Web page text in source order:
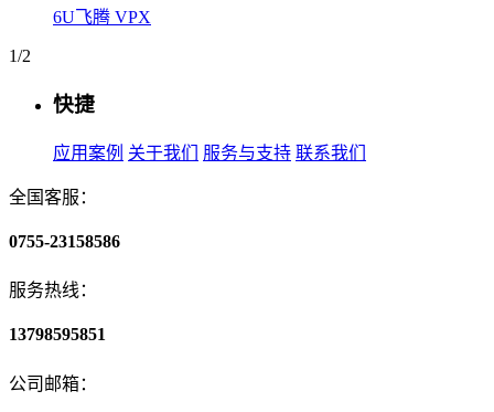
6U飞腾 VPX
1/2
快捷
应用案例 关于我们 服务与支持 联系我们
全国客服：
0755-23158586
服务热线：
13798595851
公司邮箱：